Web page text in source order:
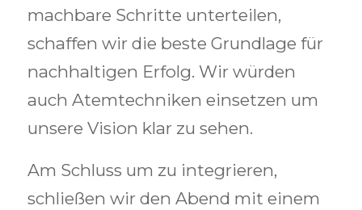
machbare Schritte unterteilen,
schaffen wir die beste Grundlage für
nachhaltigen Erfolg. Wir würden
auch Atemtechniken einsetzen um
unsere Vision klar zu sehen.
Am Schluss um zu integrieren,
schließen wir den Abend mit einem